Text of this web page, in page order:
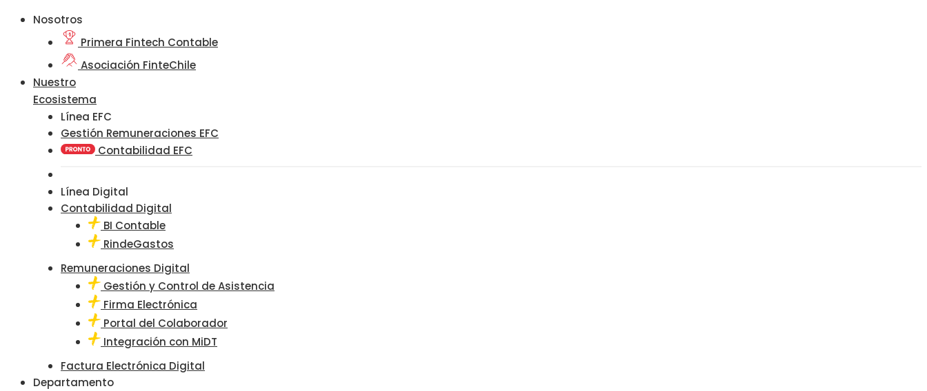
Nosotros
Primera Fintech Contable
Asociación FinteChile
Nuestro
Ecosistema
Línea EFC
Gestión Remuneraciones EFC
Contabilidad EFC
Línea Digital
Contabilidad Digital
BI Contable
RindeGastos
Remuneraciones Digital
Gestión y Control de Asistencia
Firma Electrónica
Portal del Colaborador
Integración con MiDT
Factura Electrónica Digital
Departamento